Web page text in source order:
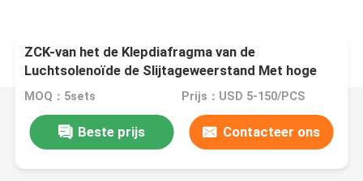
ZCK-van het de Klepdiafragma van de
Luchtsolenoïde de Slijtageweerstand Met hoge
weerstand voor Aan-uit- Solenoïdeklep
MOQ：5sets Prijs：USD 5-150/PCS
Beste prijs Contacteer ons